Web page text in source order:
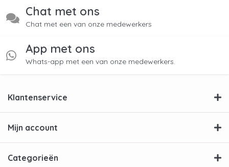
Chat met ons
Chat met een van onze medewerkers
App met ons
Whats-app met een van onze medewerkers.
Klantenservice
Mijn account
Categorieën